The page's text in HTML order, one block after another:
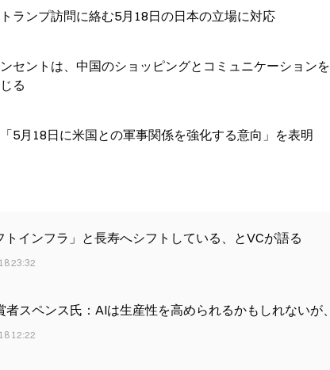
ランプ訪問に絡む5月18日の日本の立場に対応
セントは、中国のショッピングとコミュニケーション
る
5月18日に米国との軍事関係を強化する意向」を表明
トインフラ」と長寿へシフトしている、とVCが語る
23:32
者スペンス氏：AIは生産性を高められるかもしれないが
12:22